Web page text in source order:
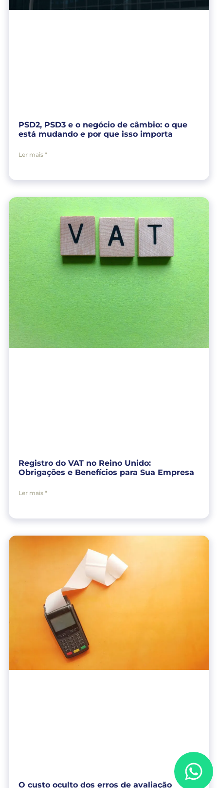
PSD2, PSD3 e o negócio de câmbio: o que
está mudando e por que isso importa
Ler mais "
Registro do VAT no Reino Unido:
Obrigações e Benefícios para Sua Empresa
Ler mais "
O custo oculto dos erros de avaliação